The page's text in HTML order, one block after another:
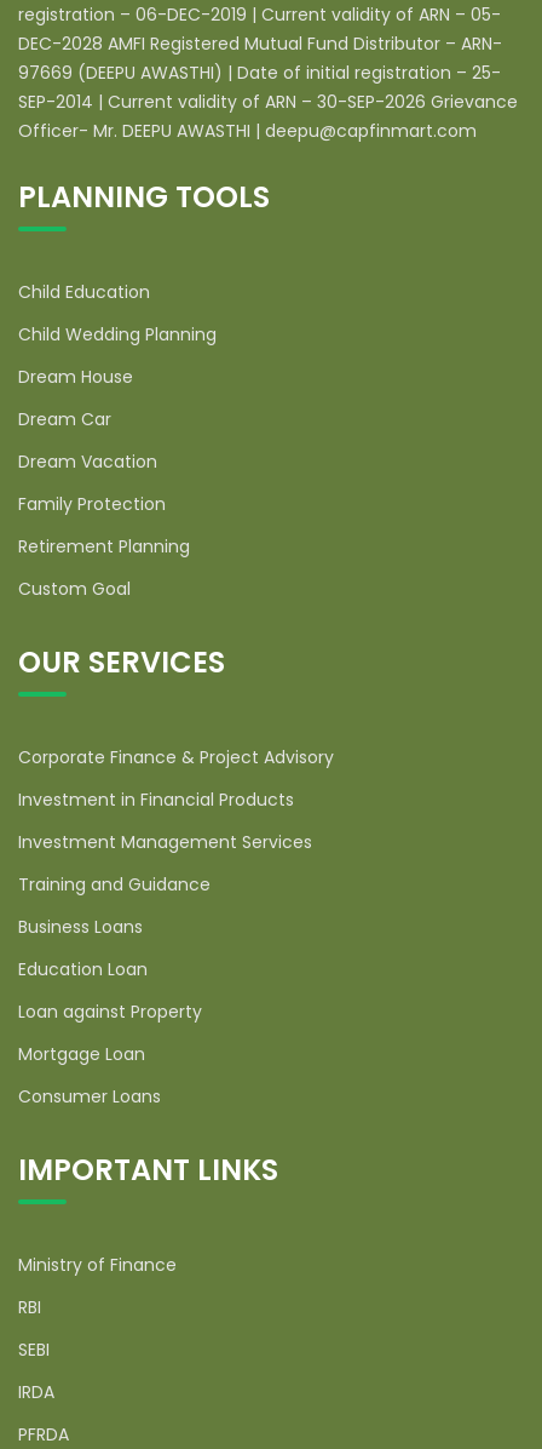
registration – 06-DEC-2019 | Current validity of ARN – 05-
DEC-2028 AMFI Registered Mutual Fund Distributor – ARN-
97669 (DEEPU AWASTHI) | Date of initial registration – 25-
SEP-2014 | Current validity of ARN – 30-SEP-2026 Grievance
Officer- Mr. DEEPU AWASTHI | deepu@capfinmart.com
PLANNING TOOLS
Child Education
Child Wedding Planning
Dream House
Dream Car
Dream Vacation
Family Protection
Retirement Planning
Custom Goal
OUR SERVICES
Corporate Finance & Project Advisory
Investment in Financial Products
Investment Management Services
Training and Guidance
Business Loans
Education Loan
Loan against Property
Mortgage Loan
Consumer Loans
IMPORTANT LINKS
Ministry of Finance
RBI
SEBI
IRDA
PFRDA